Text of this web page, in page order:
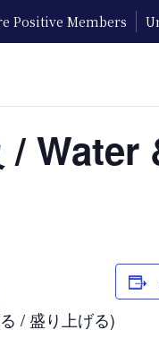
Positive Members
/
/ 盛り上げる)